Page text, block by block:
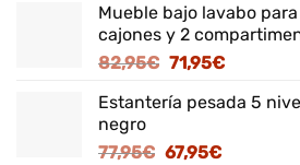
original
era:
125,95€.
actual
es:
Mueble bajo lavabo
cajones y 2
82,95€ El
original
82,95€.
71,95€El
actual
Estantería pesada 5
negro
77,95€ El
67,95€El